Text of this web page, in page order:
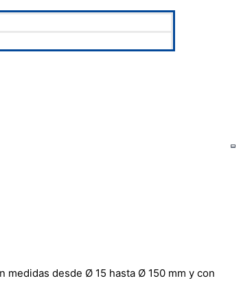
medidas desde Ø 15 hasta Ø 150 mm y con